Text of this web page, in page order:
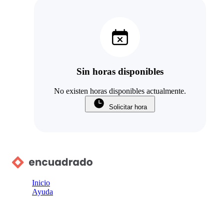
Sin horas disponibles
No existen horas disponibles actualmente.
Solicitar hora
Inicio
Ayuda